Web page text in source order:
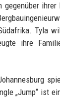
gegenüber
Tyla
ihre
„Jump“ ist